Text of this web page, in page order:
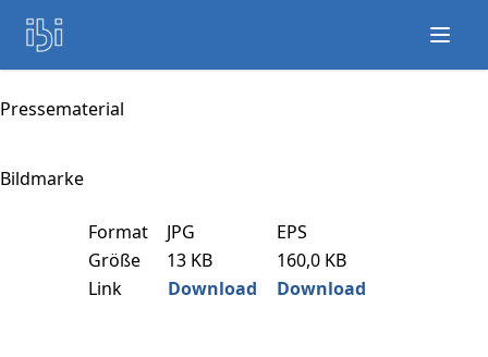
Pressematerial
Bildmarke
Format JPG
EPS
Größe
13 KB
160,0 KB
Link
Download Download